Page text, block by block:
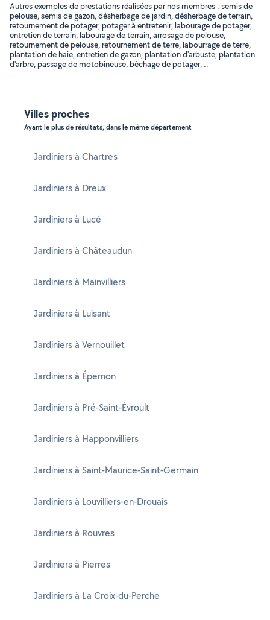
Autres exemples de prestations réalisées par nos membres : semis de
pelouse, semis de gazon, désherbage de jardin, désherbage de terrain,
retournement de potager, potager à entretenir, labourage de potager,
entretien de terrain, labourage de terrain, arrosage de pelouse,
retournement de pelouse, retournement de terre, labourrage de terre,
plantation de haie, entretien de gazon, plantation d'arbuste, plantation
d'arbre, passage de motobineuse, bêchage de potager, ..
Villes proches
Ayant le plus de résultats, dans le même département
Jardiniers à Chartres
Jardiniers à Dreux
Jardiniers à Lucé
Jardiniers à Châteaudun
Jardiniers à Mainvilliers
Jardiniers à Luisant
Jardiniers à Vernouillet
Jardiniers à Épernon
Jardiniers à Pré-Saint-Évroult
Jardiniers à Happonvilliers
Jardiniers à Saint-Maurice-Saint-Germain
Jardiniers à Louvilliers-en-Drouais
Jardiniers à Rouvres
Jardiniers à Pierres
Jardiniers à La Croix-du-Perche